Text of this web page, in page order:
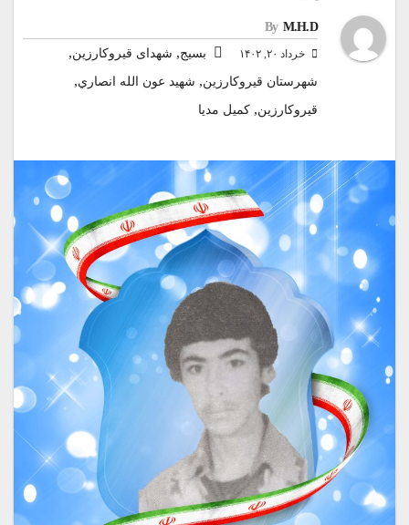
By M.H.D
خرداد ۲۰, ۱۴۰۲ بسیج, شهدای قیروکارزین,
شهرستان قیروکارزین, شهيد عون الله انصاري,
قیروکارزین, کمیل مدیا